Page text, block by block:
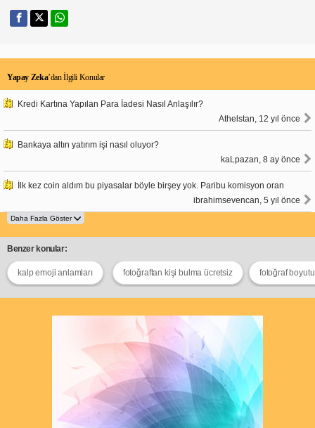
Yapay Zeka’dan İlgili Konular
Kredi Kartına Yapılan Para İadesi Nasıl Anlaşılır?
Athelstan, 12 yıl önce
Bankaya altın yatırım işi nasıl oluyor?
kaLpazan, 8 ay önce
İlk kez coin aldım bu piyasalar böyle birşey yok. Paribu komisyon oran
ibrahimsevencan, 5 yıl önce
Benzer konular:
kalp emoji anlamları fotoğraftan kişi bulma ücretsiz fotoğraf